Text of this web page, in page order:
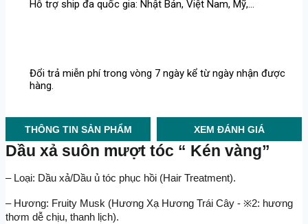
XEM ĐÁNH GIÁ
THÔNG TIN SẢN PHẨM
Hỗ trợ ship đa quốc gia: Nhật Bản, Việt Nam, Mỹ,...
Đổi trả miễn phí trong vòng 7 ngày kể từ ngày nhận được
hàng.
Dầu xả suôn mượt tóc “ Kén vàng”
– Loại: Dầu xả/Dầu ủ tóc phục hồi (Hair Treatment).
– Hương: Fruity Musk (Hương Xạ Hương Trái Cây - ※2: hương
thơm dễ chịu, thanh lịch).